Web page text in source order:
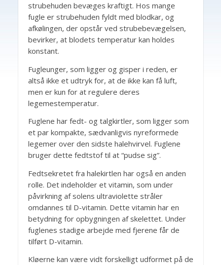
strubehuden bevæges kraftigt. Hos mange
fugle er strubehuden fyldt med blodkar, og
afkølingen, der opstår ved strubebevægelsen,
bevirker, at blodets temperatur kan holdes
konstant.
Fugleunger, som ligger og gisper i reden, er
altså ikke et udtryk for, at de ikke kan få luft,
men er kun for at regulere deres
legemestemperatur.
Fuglene har fedt- og talgkirtler, som ligger som
et par kompakte, sædvanligvis nyreformede
legemer over den sidste halehvirvel. Fuglene
bruger dette fedtstof til at “pudse sig”.
Fedtsekretet fra halekirtlen har også en anden
rolle. Det indeholder et vitamin, som under
påvirkning af solens ultraviolette stråler
omdannes til D-vitamin. Dette vitamin har en
betydning for opbygningen af skelettet. Under
fuglenes stadige arbejde med fjerene får de
tilført D-vitamin.
Kløerne kan være vidt forskelligt udformet på de